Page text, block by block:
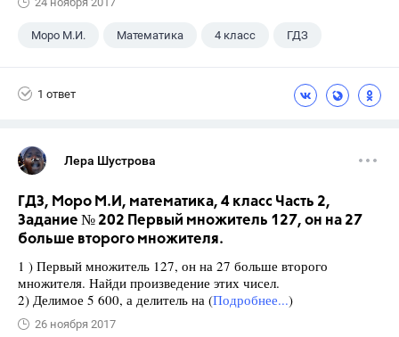
Моро М.И. Математика 4 класс ГДЗ
1 ответ
Лера Шустрова
ГДЗ, Моро М.И, математика, 4 класс Часть 2,
Задание № 202 Первый множитель 127, он на 27
больше второго множителя.
1 ) Первый множитель 127, он на 27 больше второго
множителя. Найди произведение этих чисел.
2) Делимое 5 600, а делитель на (Подробнее...)
26 ноября 2017